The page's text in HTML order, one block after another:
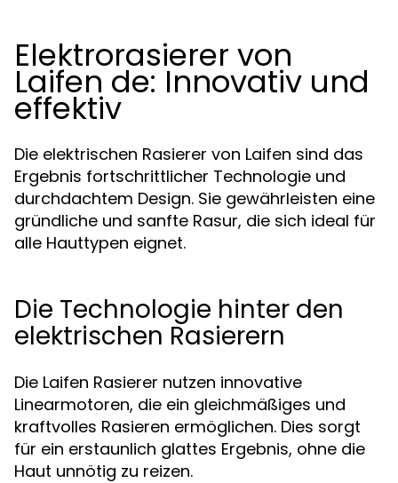
Elektrorasierer von
Laifen de: Innovativ und
effektiv
Die elektrischen Rasierer von Laifen sind das
Ergebnis fortschrittlicher Technologie und
durchdachtem Design. Sie gewährleisten eine
gründliche und sanfte Rasur, die sich ideal für
alle Hauttypen eignet.
Die Technologie hinter den
elektrischen Rasierern
Die Laifen Rasierer nutzen innovative
Linearmotoren, die ein gleichmäßiges und
kraftvolles Rasieren ermöglichen. Dies sorgt
für ein erstaunlich glattes Ergebnis, ohne die
Haut unnötig zu reizen.